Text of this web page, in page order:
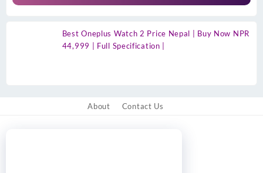
Best Oneplus Watch 2 Price Nepal | Buy Now NPR
44,999 | Full Specification |
About Contact Us